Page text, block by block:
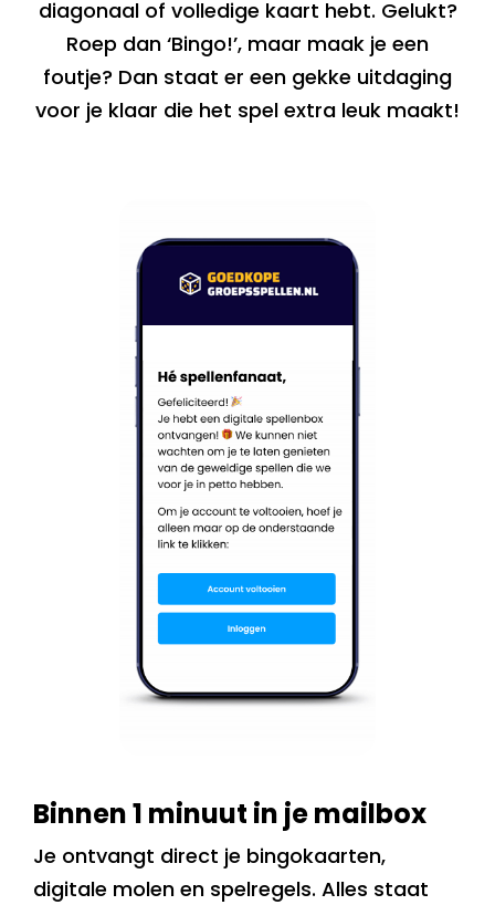
diagonaal of volledige kaart hebt. Gelukt?
Roep dan ‘Bingo!’, maar maak je een
foutje? Dan staat er een gekke uitdaging
voor je klaar die het spel extra leuk maakt!
Binnen 1 minuut in je mailbox
Je ontvangt direct je bingokaarten,
digitale molen en spelregels. Alles staat